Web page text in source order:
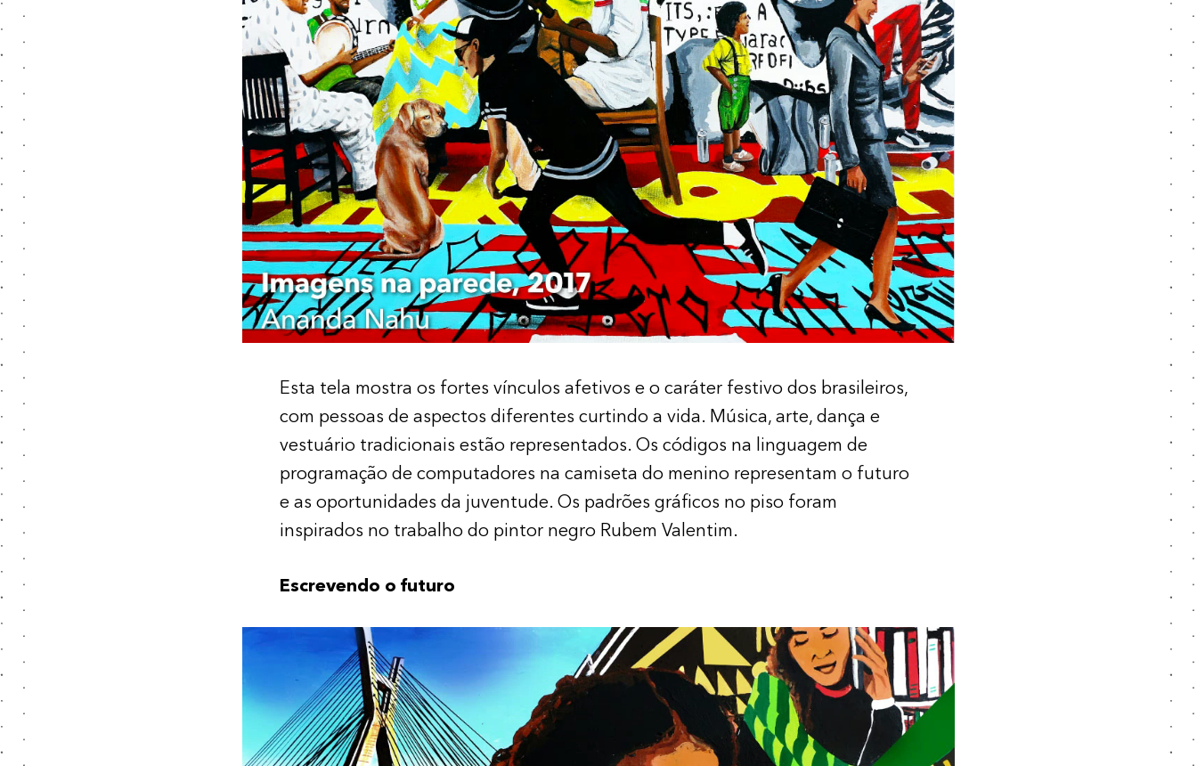
Esta tela mostra os fortes vínculos afetivos e o caráter festivo dos brasileiros,
com pessoas de aspectos diferentes curtindo a vida. Música, arte, dança e
vestuário tradicionais estão representados. Os códigos na linguagem de
programação de computadores na camiseta do menino representam o futuro
e as oportunidades da juventude. Os padrões gráficos no piso foram
inspirados no trabalho do pintor negro Rubem Valentim.
Escrevendo o futuro